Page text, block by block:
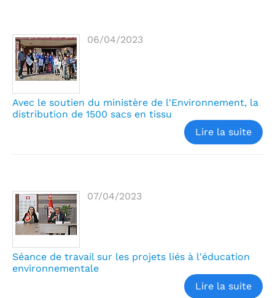
06/04/2023
Avec le soutien du ministère de l'Environnement, la
distribution de 1500 sacs en tissu
Lire la suite
07/04/2023
Séance de travail sur les projets liés à l'éducation
environnementale
Lire la suite